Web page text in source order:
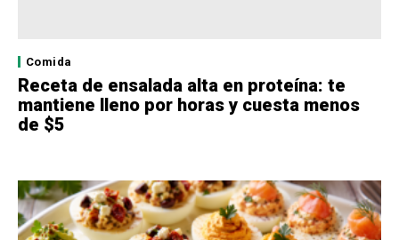
Comida
Receta de ensalada alta en proteína: te
mantiene lleno por horas y cuesta menos
de $5